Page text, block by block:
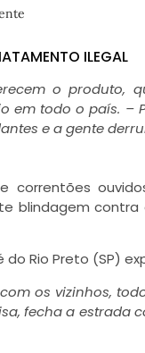
ILEGAL
o produto,
todo o país. –
e a gente
blindagem
Rio Preto (SP)
os vizinhos,
fecha a estrada